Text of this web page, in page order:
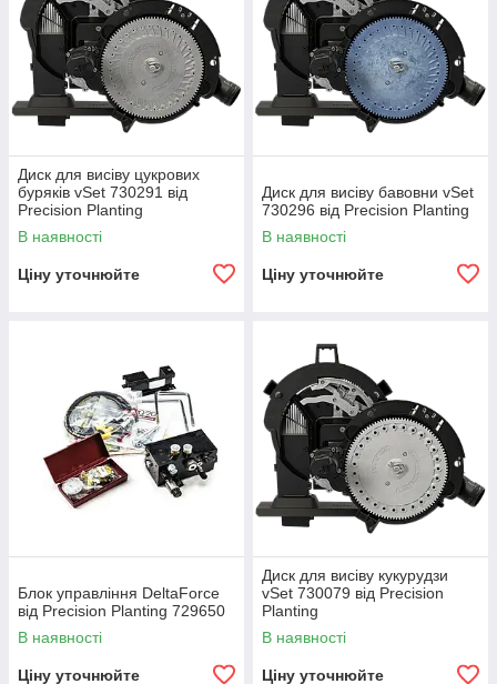
Диск для висіву цукрових
буряків vSet 730291 від
Precision Planting
В наявності
Ціну уточнюйте
Диск для висіву бавовни vSet
730296 від Precision Planting
В наявності
Ціну уточнюйте
Блок управління DeltaForce
від Precision Planting 729650
В наявності
Ціну уточнюйте
Диск для висіву кукурудзи
vSet 730079 від Precision
Planting
В наявності
Ціну уточнюйте